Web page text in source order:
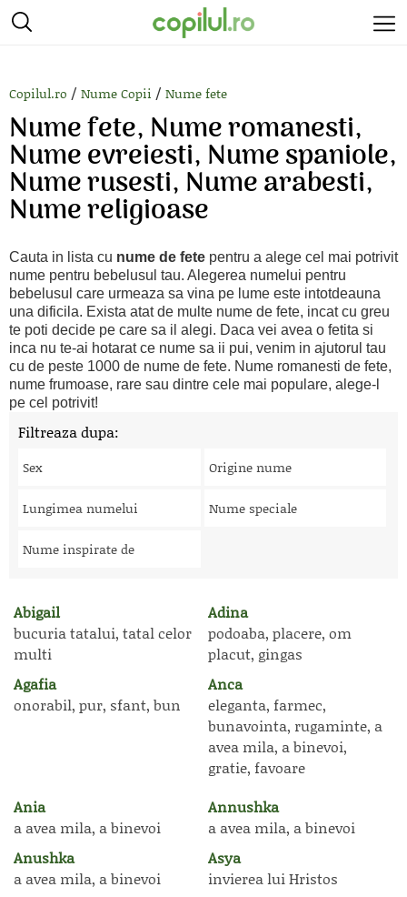
Copilul.ro / Nume Copii / Nume fete
Nume fete, Nume romanesti,
Nume evreiesti, Nume spaniole,
Nume rusesti, Nume arabesti,
Nume religioase
Cauta in lista cu nume de fete pentru a alege cel mai potrivit
nume pentru bebelusul tau. Alegerea numelui pentru
bebelusul care urmeaza sa vina pe lume este intotdeauna
una dificila. Exista atat de multe nume de fete, incat cu greu
te poti decide pe care sa il alegi. Daca vei avea o fetita si
inca nu te-ai hotarat ce nume sa ii pui, venim in ajutorul tau
cu de peste 1000 de nume de fete. Nume romanesti de fete,
nume frumoase, rare sau dintre cele mai populare, alege-l
pe cel potrivit!
Filtreaza dupa:
Sex Origine nume
Lungimea numelui Nume speciale
Nume inspirate de
Abigail
bucuria tatalui, tatal celor
multi
Adina
podoaba, placere, om
placut, gingas
Agafia
onorabil, pur, sfant, bun
Anca
eleganta, farmec,
bunavointa, rugaminte, a
avea mila, a binevoi,
gratie, favoare
Ania
a avea mila, a binevoi
Annushka
a avea mila, a binevoi
Anushka
a avea mila, a binevoi
Asya
invierea lui Hristos